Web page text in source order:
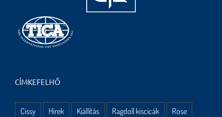
CÍMKEFELHŐ
Cissy Hírek Kiállítás Ragdoll kiscicák
Rose